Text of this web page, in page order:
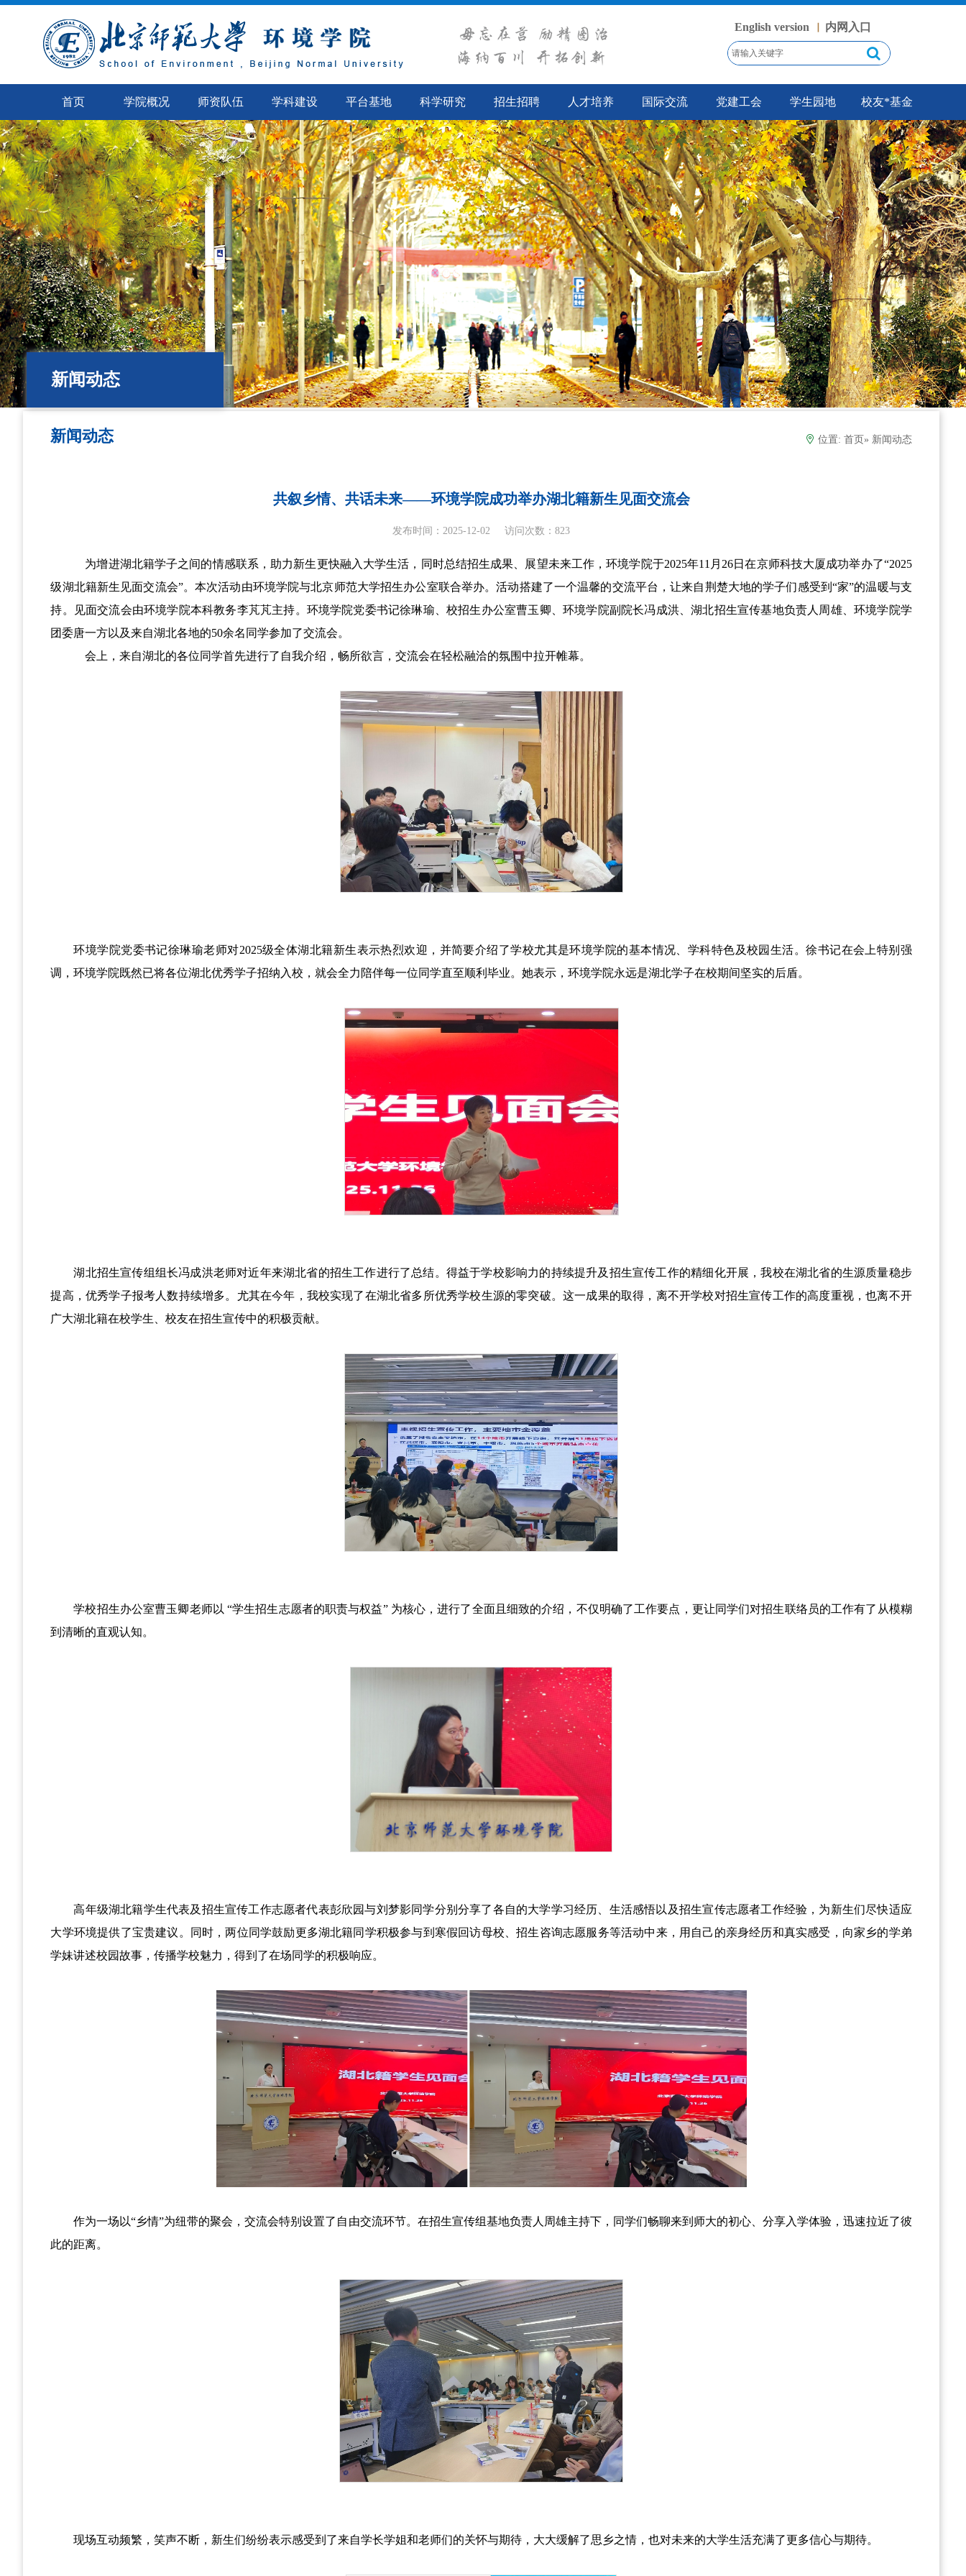
English version 内网入口
首页 学院概况 师资队伍 学科建设 平台基地 科学研究 招生招聘 人才培养 国际交流 党建工会 学生园地 校友*基金
新闻动态
新闻动态 位置: 首页 » 新闻动态
共叙乡情、共话未来——环境学院成功举办湖北籍新生见面交流会
发布时间：2025-12-02 访问次数：823
为增进湖北籍学子之间的情感联系，助力新生更快融入大学生活，同时总结招生成果、展望未来工作，环境学院于2025年11 月 26日在京师科技大厦成功举办了“2025
级湖北籍新生见面交流会”。本次活动由环境学院与北京师范大学招生办公室联合举办。活动搭建了一个温馨的交流平台，让来自荆楚大地的学子们感受到“家”的温暖与支
持。见面交流会由环境学院本科教务李芃芃主持。环境学院党委书记徐琳瑜、校招生办公室曹玉卿、环境学院副院长冯成洪、湖北招生宣传基地负责人周雄、环境学院学
团委唐一方以及来自湖北各地的50余名同学参加了交流会。
会上，来自湖北的各位同学首先进行了自我介绍，畅所欲言，交流会在轻松融洽的氛围中拉开帷幕。
环境学院党委书记徐琳瑜老师对2025级全体湖北籍新生表示热烈欢迎，并简要介绍了学校尤其是环境学院的基本情况、学科特色及校园生活。徐书记在会上特别强
调，环境学院既然已将各位湖北优秀学子招纳入校，就会全力陪伴每一位同学直至顺利毕业。她表示，环境学院永远是湖北学子在校期间坚实的后盾。
湖北招生宣传组组长冯成洪老师对近年来湖北省的招生工作进行了总结。得益于学校影响力的持续提升及招生宣传工作的精细化开展，我校在湖北省的生源质量稳步
提高，优秀学子报考人数持续增多。尤其在今年，我校实现了在湖北省多所优秀学校生源的零突破。这一成果的取得，离不开学校对招生宣传工作的高度重视，也离不开
广大湖北籍在校学生、校友在招生宣传中的积极贡献。
学校招生办公室曹玉卿老师以 “学生招生志愿者的职责与权益” 为核心，进行了全面且细致的介绍，不仅明确了工作要点，更让同学们对招生联络员的工作有了从模糊
到清晰的直观认知。
高年级湖北籍学生代表及招生宣传工作志愿者代表彭欣园与刘梦影同学分别分享了各自的大学学习经历、生活感悟以及招生宣传志愿者工作经验，为新生们尽快适应
大学环境提供了宝贵建议。同时，两位同学鼓励更多湖北籍同学积极参与到寒假回访母校、招生咨询志愿服务等活动中来，用自己的亲身经历和真实感受，向家乡的学弟
学妹讲述校园故事，传播学校魅力，得到了在场同学的积极响应。
作为一场以“乡情”为纽带的聚会，交流会特别设置了自由交流环节。在招生宣传组基地负责人周雄主持下，同学们畅聊来到师大的初心、分享入学体验，迅速拉近了彼
此的距离。
现场互动频繁，笑声不断，新生们纷纷表示感受到了来自学长学姐和老师们的关怀与期待，大大缓解了思乡之情，也对未来的大学生活充满了更多信心与期待。